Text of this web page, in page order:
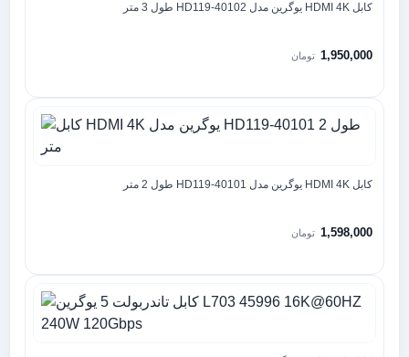
کابل HDMI 4K یوگرین مدل HD119-40102 طول 3 متر
1,950,000 تومان
کابل HDMI 4K یوگرین مدل HD119-40101 طول 2 متر
1,598,000 تومان